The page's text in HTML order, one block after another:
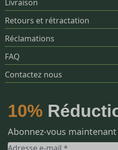
10%
Abonnez-vous
Livraison
Retours et rétractation
Réclamations
FAQ
Contactez nous